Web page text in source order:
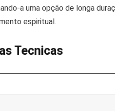
a uma opção de longa
espiritual.
Tecnicas